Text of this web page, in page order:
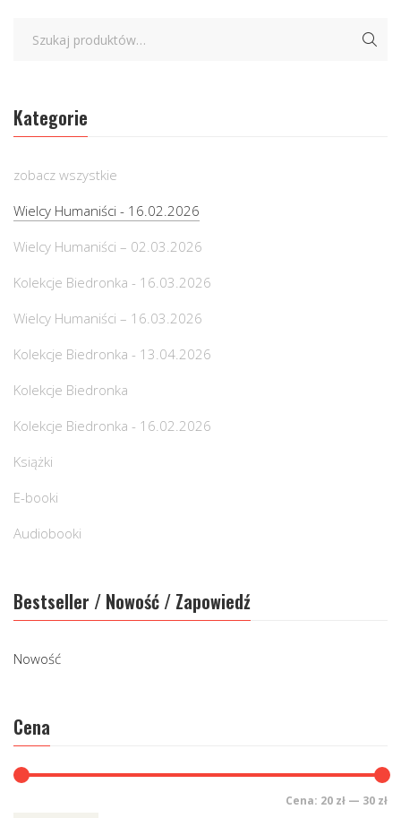
Kategorie
zobacz wszystkie
Wielcy Humaniści - 16.02.2026
Wielcy Humaniści – 02.03.2026
Kolekcje Biedronka - 16.03.2026
Wielcy Humaniści – 16.03.2026
Kolekcje Biedronka - 13.04.2026
Kolekcje Biedronka
Kolekcje Biedronka - 16.02.2026
Książki
E-booki
Audiobooki
Bestseller / Nowość / Zapowiedź
Nowość
Cena
Cena: 20 zł — 30 zł